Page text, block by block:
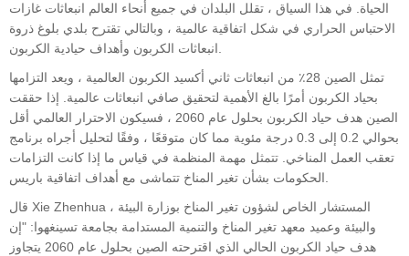
الحياة. في هذا السياق ، تقلل البلدان في جميع أنحاء العالم انبعاثات غازات
الاحتباس الحراري في شكل اتفاقية عالمية ، وبالتالي تقترح بلدي بلوغ ذروة
انبعاثات الكربون وأهداف حيادية الكربون.
تمثل الصين 28٪ من انبعاثات ثاني أكسيد الكربون العالمية ، ويعد التزامها
بحياد الكربون أمرًا بالغ الأهمية لتحقيق صافي انبعاثات عالمية. إذا حققت
الصين هدف حياد الكربون بحلول عام 2060 ، فسيكون الاحترار العالمي أقل
بحوالي 0.2 إلى 0.3 درجة مئوية مما كان متوقعًا ، وفقًا لتحليل أجراه برنامج
تعقب العمل المناخي. تتمثل مهمة المنظمة في قياس ما إذا كانت التزامات
الحكومات بشأن تغير المناخ تتماشى مع أهداف اتفاقية باريس.
قال Xie Zhenhua ، المستشار الخاص لشؤون تغير المناخ بوزارة البيئة
والبيئة وعميد معهد تغير المناخ والتنمية المستدامة بجامعة تسينغهوا: "إن
هدف حياد الكربون الحالي الذي اقترحته الصين بحلول عام 2060 يتجاوز